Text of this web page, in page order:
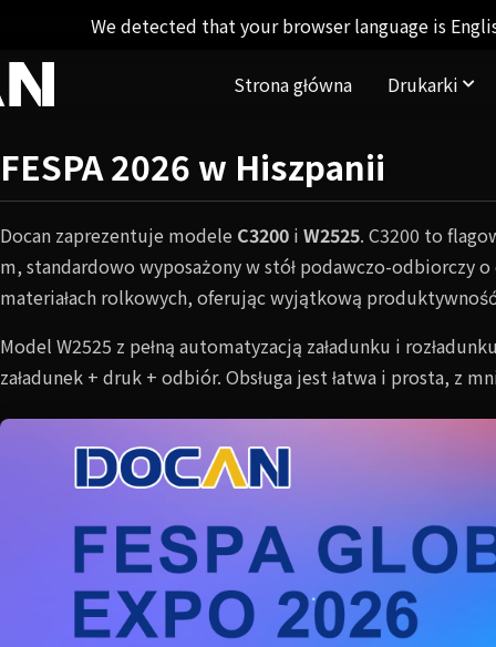
Strona główna Drukarki
We detected that your browser language is
FESPA 2026 w Hiszpanii
Docan zaprezentuje modele C3200 i W2525. C3200 to
m, standardowo wyposażony w stół podawczo-odbiorczy
materiałach rolkowych, oferując wyjątkową
Model W2525 z pełną automatyzacją załadunku i
załadunek + druk + odbiór. Obsługa jest łatwa i prosta, z